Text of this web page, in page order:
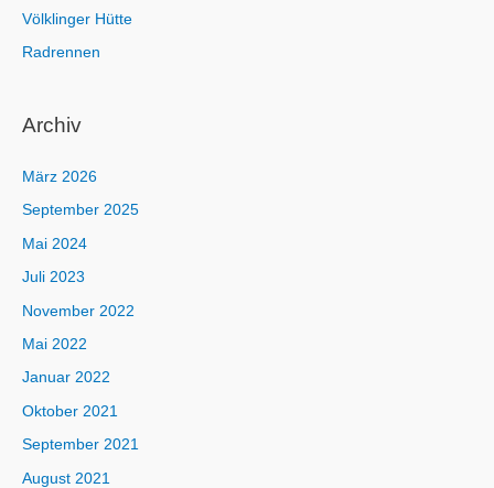
Völklinger Hütte
Radrennen
Archiv
März 2026
September 2025
Mai 2024
Juli 2023
November 2022
Mai 2022
Januar 2022
Oktober 2021
September 2021
August 2021